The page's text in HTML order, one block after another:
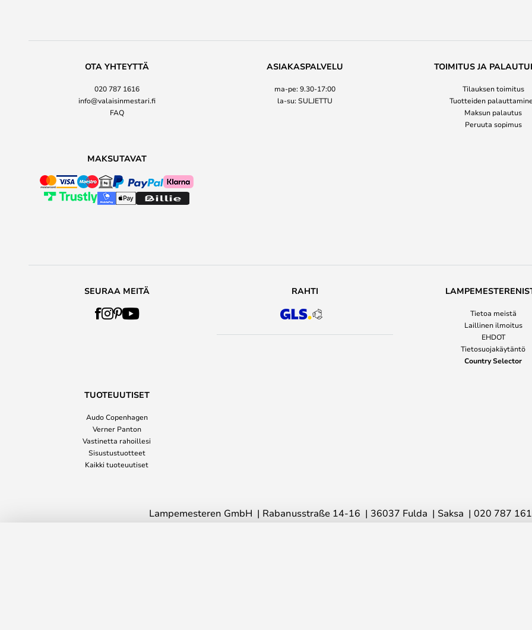
OTA YHTEYTTÄ
020 787 1616
info@valaisinmestari.fi
FAQ
ASIAKASPALVELU
ma-pe: 9.30-17:00
la-su: SULJETTU
TOIMITUS JA
Tilauksen toimitus
Tuotteiden
Maksun palautus
Peruuta sopimus
MAKSUTAVAT
SEURAA MEITÄ RAHTI
Tietoa meistä
Laillinen ilmoitus
EHDOT
Tietosuojakäytäntö
Country Selector
TUOTEUUTISET
Audo Copenhagen
Verner Panton
Vastinetta rahoillesi
Sisustustuotteet
Kaikki tuoteuutiset
Lampemesteren GmbH Rabanusstraße 14-16 36037 Fulda Saksa 020 787